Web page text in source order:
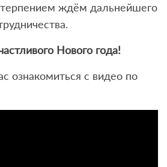
ждём дальнейшего
Нового года!
ознакомиться с видео по